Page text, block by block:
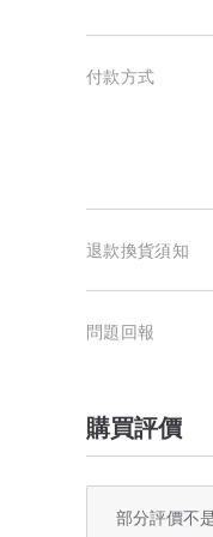
付款方式
退款換貨須知
問題回報
購買評價
部分評價不